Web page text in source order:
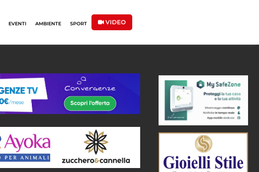
EVENTI AMBIENTE SPORT VIDEO